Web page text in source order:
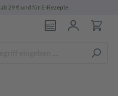
ab 29 € und für E-Rezepte